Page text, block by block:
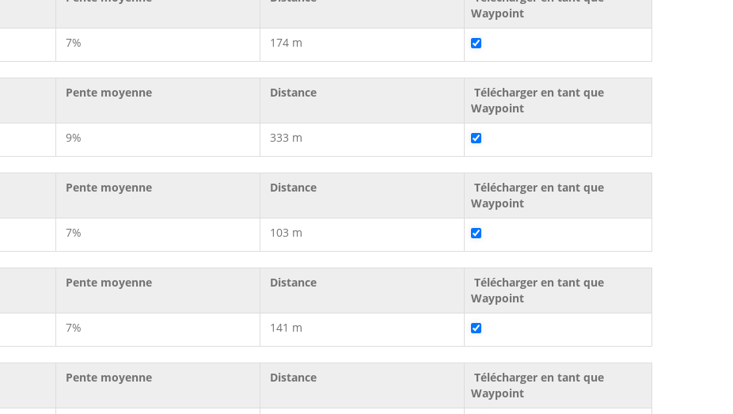
Waypoint
7% 174 m
Pente moyenne Distance
Télécharger en tant que
Waypoint
9% 333 m
Pente moyenne Distance
Télécharger en tant que
Waypoint
7% 103 m
Pente moyenne Distance
Télécharger en tant que
Waypoint
7% 141 m
Pente moyenne Distance
Télécharger en tant que
Waypoint